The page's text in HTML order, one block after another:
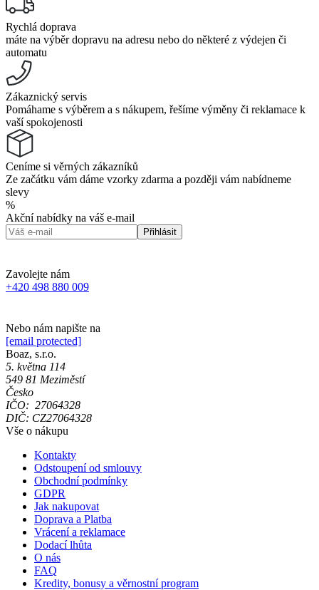
Rychlá doprava
máte na výběr dopravu na adresu nebo do některé z výdejen či
automatu
Zákaznický servis
Pomáhame s výběrem a s nákupem, řešíme výměny či reklamace k
vaší spokojenosti
Ceníme si věrných zákazníků
Ze začátku vám dáme vzorky zdarma a později vám nabídneme
slevy
%
Akční nabídky na váš e-mail
Přihlásit
Zavolejte nám
+420 498 880 009
Nebo nám napište na
[email protected]
Boaz, s.r.o.
5. května 114
549 81 Meziměstí
Česko
IČO: 27064328
DIČ: CZ27064328
Vše o nákupu
Kontakty
Odstoupení od smlouvy
Obchodní podmínky
GDPR
Jak nakupovat
Doprava a Platba
Vrácení a reklamace
Dodací lhůta
O nás
FAQ
Kredity, bonusy a věrnostní program